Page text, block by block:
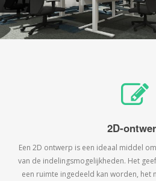
2D-
Een 2D ontwerp is een ideaal middel
van de indelingsmogelijkheden. Het
een ruimte ingedeeld kan worden, het